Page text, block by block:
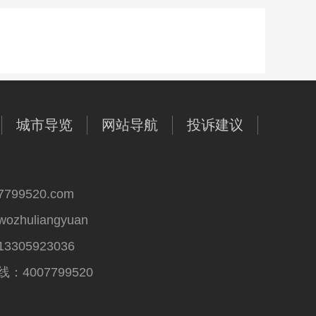
城市导览 网站导航 投诉建议
：4007799520